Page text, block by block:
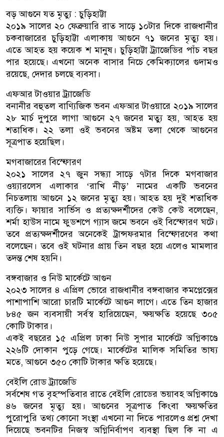
বড় আগুনে যত মৃত্যু : চুড়িহাট্টা
২০১৯ সালের ২০ ফেব্রুয়ারি রাত সাড়ে ১০টার দিকে রাজধানীর
চকবাজারের চুড়িহাট্টা এলাকায় আগুনে ৭১ জনের মৃত্যু হয়।
এতে আহত হয় কয়েক শ মানুষ। চুড়িহাট্টা ট্র্যাজেডির পাঁচ বছর
পার হয়েছে। এখনো অনেক বাসার নিচে কেমিক্যালের গুদামও
রয়েছে, দেদার চলছে ব্যবসা।
এফআর টাওয়ার ট্র্যাজেডি
বনানীর বহুতল বাণ্যিজিক ভবন এফআর টাওয়ারে ২০১৯ সালের
২৮ মার্চ দুপুরে লাগা আগুনে ২৭ জনের মত্যু হয়, আহত হয়
শতাধিক। ২২ তলা ওই ভবনের অষ্টম তলা থেকে আগুনের
সূত্রপাত হয়েছিল।
মগবাজারের বিস্ফোরণ
২০২১ সালের ২৭ জুন সন্ধ্যা সাড়ে ৭টার দিকে মগবাজার
ওয়্যারলেস এলাকার ‘রাখি নীড়’ নামের একটি ভবনের
নিচতলায় আগুনে ১২ জনের মৃত্যু হয়। আহত হয় দুই শতাধিক
ব্যক্তি। ফায়ার সার্ভিস ও প্রত্যক্ষদর্শীদের কেউ কেউ বলেছেন,
শর্মা হাউস নামে ফুডশপে গ্যাস জমে ভবনে ওই বিস্ফোরণ ঘটে।
তবে প্রত্যক্ষদর্শীদের অনেকেই ট্রান্সফরমার বিস্ফোরণের কথা
বলেছেন। তবে ওই ঘটনার প্রায় তিন বছর হয়ে এলেও মামলার
তদন্ত শেষ হয়নি।
বঙ্গবাজার ও নিউ মার্কেটে আগুন
২০২৩ সালের ৪ এপ্রিল ভোরে রাজধানীর বঙ্গবাজার কমপ্লেক্সের
পাশাপাশি আরো চারটি মার্কেটে আগুন লাগে। এতে তিন হাজার
৮৪৫ জন ব্যবসায়ী সর্বস্ব হারিয়েছেন, ক্ষয়ক্ষতি হয়েছে ৩০৫
কোটি টাকার।
একই বছরের ১৫ এপ্রিল ঢাকা নিউ সুপার মার্কেটে অগ্নিকাণ্ডে
২২৬টি দোকান পুড়ে গেছে। মার্কেটের মালিক সমিতির ভাষ্য
মতে, আগুনে ৩৫০ কোটি টাকার ক্ষতি হয়েছে।
বেইলি রোড ট্র্যাজেডি
সর্বশেষ গত বৃহস্পতিবার রাতে বেইলি রোডের ভয়াবহ অগ্নিকাণ্ডে
৪৬ জনের মৃত্যু হয়। আগুনের সূত্রপাত কিংবা ক্ষয়ক্ষতির
পুরোপুরি তথ্য কোনো সংস্থা এখনো না দিতে পারলেও প্রশ্ন দেখা
দিয়েছে ভবনটির নিজস্ব অগ্নিনির্বাপণ ব্যবস্থা ছিল কি না এ